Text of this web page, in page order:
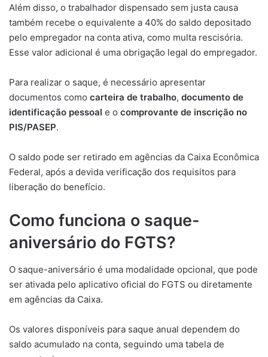
Além disso, o trabalhador dispensado sem justa causa
também recebe o equivalente a 40% do saldo depositado
pelo empregador na conta ativa, como multa rescisória.
Esse valor adicional é uma obrigação legal do empregador.
Para realizar o saque, é necessário apresentar
documentos como carteira de trabalho, documento de
identificação pessoal e o comprovante de inscrição no
PIS/PASEP.
O saldo pode ser retirado em agências da Caixa Econômica
Federal, após a devida verificação dos requisitos para
liberação do benefício.
Como funciona o saque-
aniversário do FGTS?
O saque-aniversário é uma modalidade opcional, que pode
ser ativada pelo aplicativo oficial do FGTS ou diretamente
em agências da Caixa.
Os valores disponíveis para saque anual dependem do
saldo acumulado na conta, seguindo uma tabela de